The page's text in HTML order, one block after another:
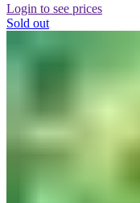
Login to see prices
Sold out